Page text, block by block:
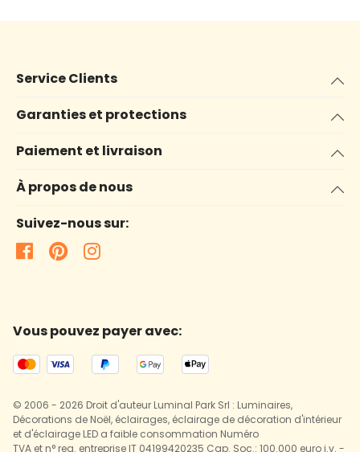
Service Clients
Garanties et protections
Paiement et livraison
À propos de nous
Suivez-nous sur:
Vous pouvez payer avec:
© 2006 - 2026 Droit d'auteur Luminal Park Srl : Luminaires,
Décorations de Noël, éclairages, éclairage de décoration d'intérieur
et d'éclairage LED a faible consommation Numéro
TVA et n° reg. entreprise IT 04199420235 Cap. Soc.: 100.000 euro i.v. -